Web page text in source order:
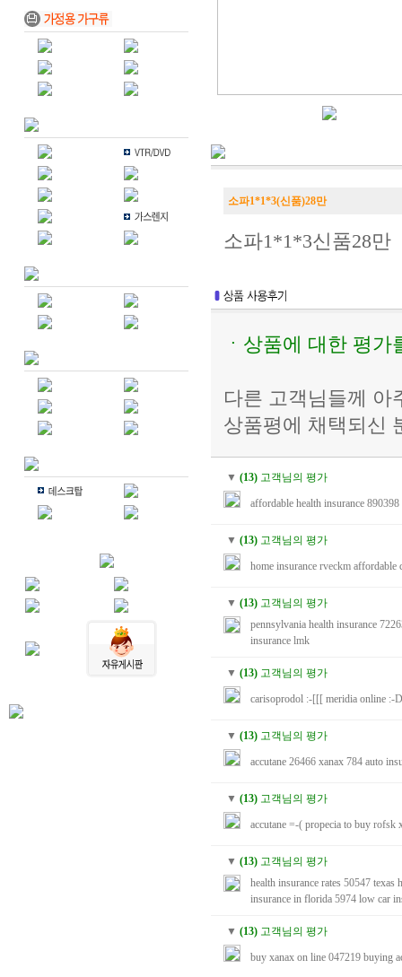
소파1*1*3(신품)28만
소파1*1*3신품28만
ㆍ상품에 대한 평
다른 고객님들께 아
상품평에 채택되신
▼ (13) 고객님의 평가
affordable health insurance 890398
▼ (13) 고객님의 평가
home insurance rveckm affordable
▼ (13) 고객님의 평가
pennsylvania health insurance
insurance lmk
▼ (13) 고객님의 평가
carisoprodol :-[[[ meridia online :-
▼ (13) 고객님의 평가
accutane 26466 xanax 784 auto
▼ (13) 고객님의 평가
accutane =-( propecia to buy rofsk
▼ (13) 고객님의 평가
health insurance rates 50547 texas
insurance in florida 5974 low car
▼ (13) 고객님의 평가
buy xanax on line 047219 buying